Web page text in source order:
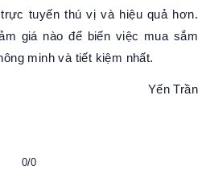
tuyến thú vị và hiệu quả hơn.
giá nào để biến việc mua sắm
minh và tiết kiệm nhất.
Yến Trần
0/0